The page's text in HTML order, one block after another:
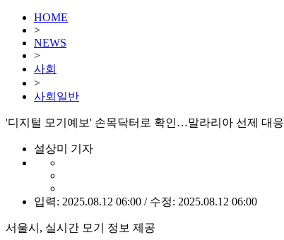
HOME
>
NEWS
>
사회
>
사회일반
'디지털 모기예보' 손목닥터로 확인…말라리아 선제 대응
설상미 기자
입력: 2025.08.12 06:00 / 수정: 2025.08.12 06:00
서울시, 실시간 모기 정보 제공